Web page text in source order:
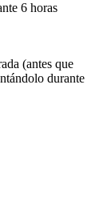
6 horas
(antes que
durante